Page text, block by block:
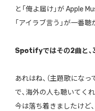
と「俺よ届け」が Apple
「アイラブ言う」が一番聴
――Spotifyではその2曲と、
あれはね、（主題歌になっ
で、海外の人も聴いてく
今は落ち着きましたけど